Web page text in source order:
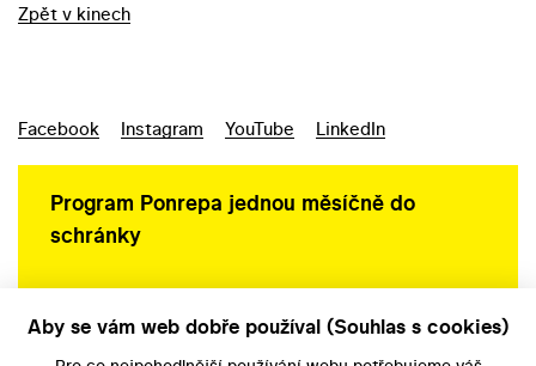
Zpět v kinech
Facebook Instagram YouTube LinkedIn
Program Ponrepa jednou měsíčně do
schránky
Aby se vám web dobře používal (Souhlas s cookies)